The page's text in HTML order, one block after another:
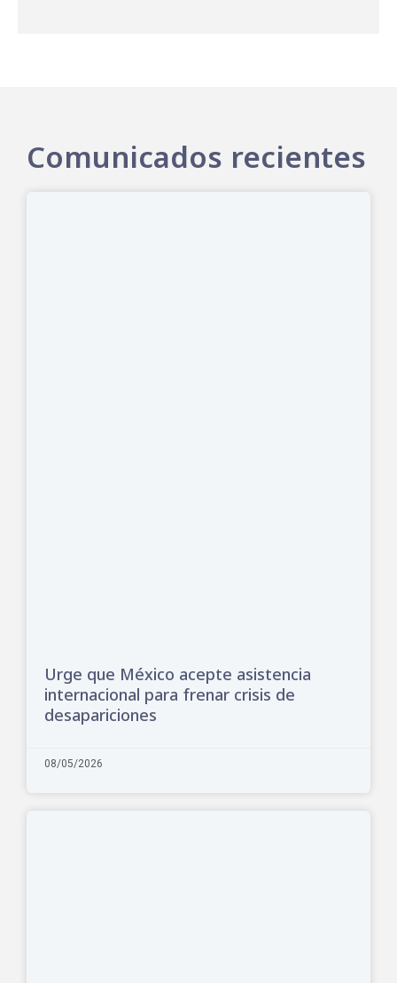
Comunicados recientes
Urge que México acepte asistencia
internacional para frenar crisis de
desapariciones
08/05/2026